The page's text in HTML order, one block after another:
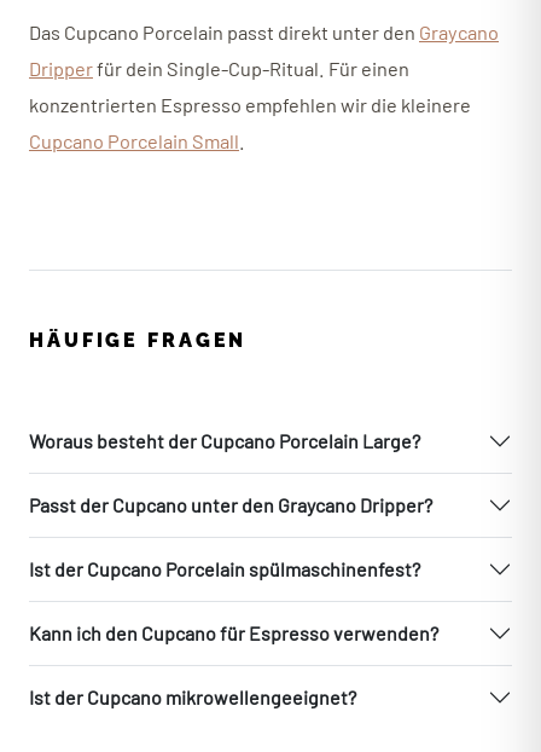
Das Cupcano Porcelain passt direkt unter den Graycano
Dripperfür dein Single-Cup-Ritual. Für einen
konzentrierten Espresso empfehlen wir die kleinere
Cupcano Porcelain Small
HÄUFIGE FRAGEN
Woraus besteht der Cupcano Porcelain Large?
Passt der Cupcano unter den Graycano Dripper?
Ist der Cupcano Porcelain spülmaschinenfest?
Kann ich den Cupcano für Espresso verwenden?
Ist der Cupcano mikrowellengeeignet?